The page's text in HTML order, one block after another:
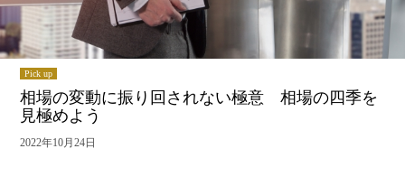
Pick up
相場の変動に振り回されない極意 相場の四季を
見極めよう
2022年10月24日